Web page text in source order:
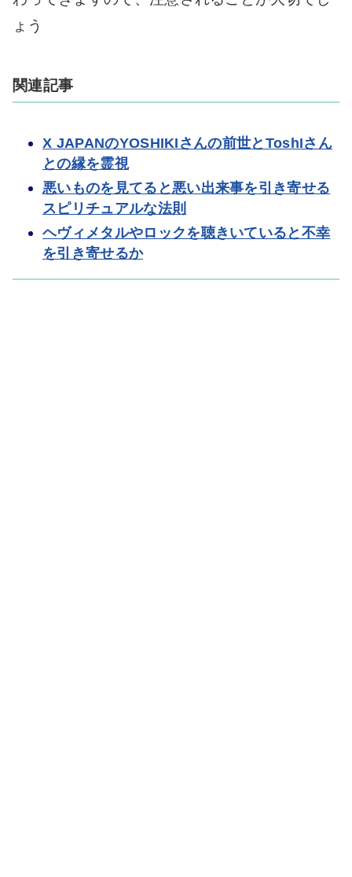
ょう
関連記事
X JAPANのYOSHIKIさんの前世とToshIさん
との縁を霊視
悪いものを見てると悪い出来事を引き寄せる
スピリチュアルな法則
ヘヴィメタルやロックを聴きいていると不幸
を引き寄せるか